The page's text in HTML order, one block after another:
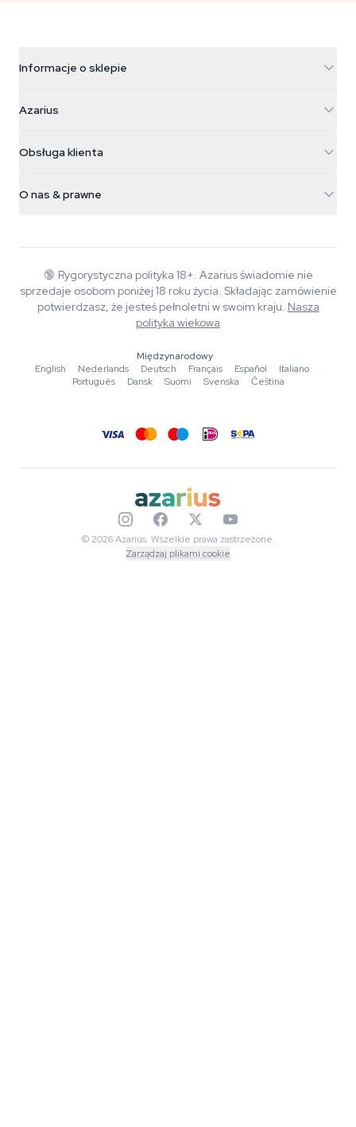
Informacje o sklepie
Galvaniweg 11
Nederland
+31(0)204897914
Azarius
Magiczne grzyby
Smokeshop
Obsługa klienta
Polityka zwrotów
Polityka prywatności
O nas & prawne
Wiki
Muzyka
Narzędzia i kalkulatory
🔞 Rygorystyczna polityka 18+. Azarius świadomie nie
sprzedaje osobom poniżej 18 roku życia. Składając zamówienie
potwierdzasz, że jesteś pełnoletni w swoim kraju. Nasza
polityka wiekowa
Międzynarodowy
English
·Nederlands ·Deutsch ·Français ·Español ·Italiano
·
Português
·Dansk ·Suomi ·Svenska ·Čeština
© 2026 Azarius. Wszelkie prawa zastrzeżone.
Zarządzaj plikami cookie